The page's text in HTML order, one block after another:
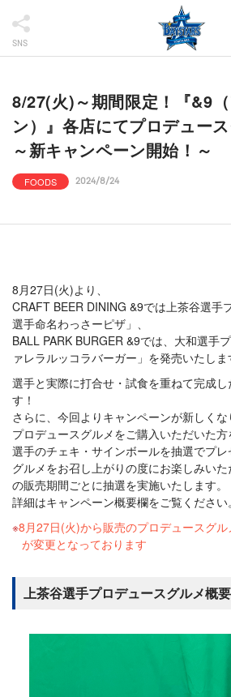
SNS
8/27(火)～期間限定！『&9
ン）』各店にてプロデュー
～新キャンペーン開始！～
FOODS 2024/8/24
8月27日(火)より、
CRAFT BEER DINING &9では上茶谷選手
選手命名わっさーピザ」、
BALL PARK BURGER &9では、大和選手
ァレラルッコラバーガー」を発売いたしま
選手と実際に打合せ・試食を重ねて完成
す！
さらに、今回よりキャンペーンが新しくな
プロデュースグルメをご購入いただいた
選手のチェキ・サインボールを抽選でプ
グルメをお召し上がりの度にお楽しみい
の販売期間ごとに抽選を実施いたします。
詳細はキャンペーン概要欄をご覧ください。
8月27日(火)から販売のプロデュースグ
が変更となっております
上茶谷選手プロデュースグルメ概要